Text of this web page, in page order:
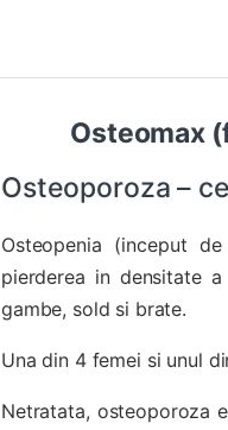
Osteomax
Osteoporoza –
Osteopenia (inceput
pierderea in densitate
gambe, sold si brate.
Una din 4 femei si unul
Netratata, osteoporoza